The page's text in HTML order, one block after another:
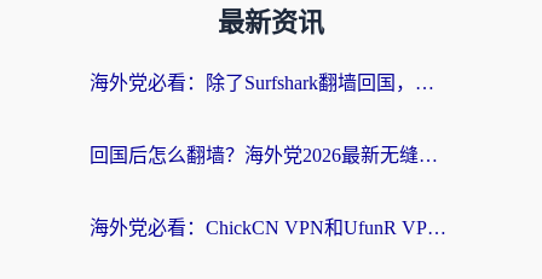
最新资讯
海外党必看：除了Surfshark翻墙回国，这些加速器选择技巧你真的懂吗？
回国后怎么翻墙？海外党2026最新无缝访问国内资源全攻略（附对比实测）
海外党必看：ChickCN VPN和UfunR VPN对比哪个回国效果更好？附实用选择指南